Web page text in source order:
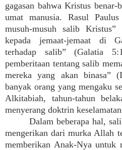
gagasan bahwa Kristus
umat manusia. Rasul
musuh-musuh salib
kepada jemaat-jemaat di
terhadap salib” (Galatia
pemberitaan tentang salib
mereka yang akan binasa”
banyak orang yang mengaku
Alkitabiah, tahun-tahun
menyerang doktrin
Dalam beberapa hal,
mengerikan dari murka Allah
memberikan Anak-Nya untuk